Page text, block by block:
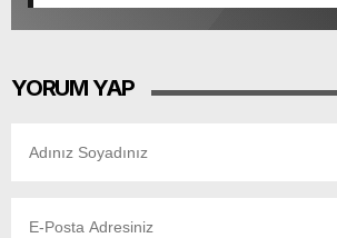
YORUM YAP